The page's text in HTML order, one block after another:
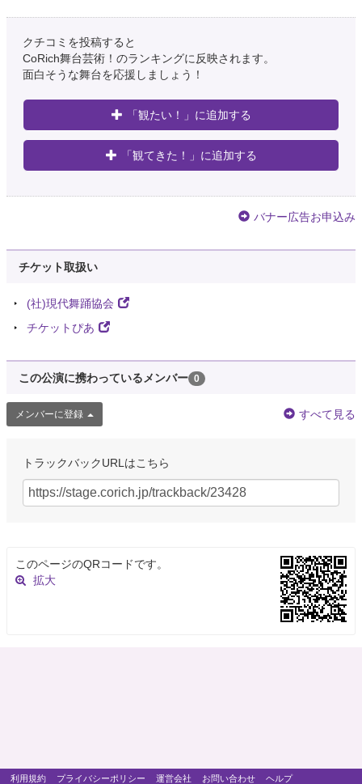
クチコミを投稿すると
CoRich舞台芸術！のランキングに反映されます。
面白そうな舞台を応援しましょう！
「観たい！」に追加する
「観てきた！」に追加する
バナー広告お申込み
チケット取扱い
(社)現代舞踊協会
チケットぴあ
この公演に携わっているメンバー 0
メンバーに登録 すべて見る
トラックバックURLはこちら
このページのQRコードです。
拡大
利用規約 プライバシーポリシー 運営会社 お問い合わせ ヘルプ